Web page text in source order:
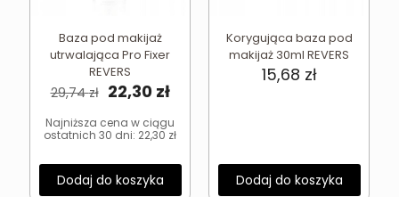
Baza pod makijaż
utrwalająca Pro Fixer
REVERS
29,74zł Pierwotna
wynosiła:
29,74 zł.
22,30 złAktualna
wynosi:
22,30 zł.
Najniższa cena w ciągu
ostatnich 30 dni: 22,30 zł
Dodaj do koszyka
Korygująca baza pod
makijaż 30ml REVERS
15,68 zł
Dodaj do koszyka